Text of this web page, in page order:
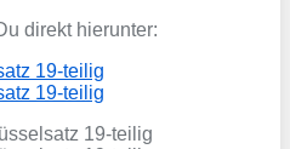
direkt hierunter: